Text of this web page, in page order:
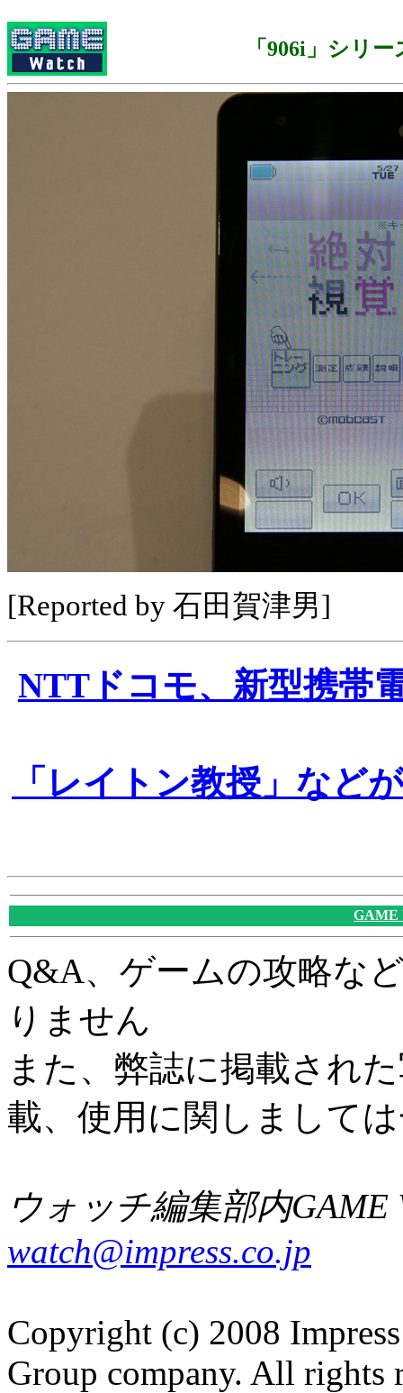
「906i」シリー
[Reported by 石田賀津男]
NTTドコモ、新型携帯
「レイトン教授」など
GAME
Q&A、ゲームの攻略な
りません
また、弊誌に掲載され
載、使用に関しまして
ウォッチ編集部内GAME
watch@impress.co.jp
Copyright (c) 2008
Group company. All rights